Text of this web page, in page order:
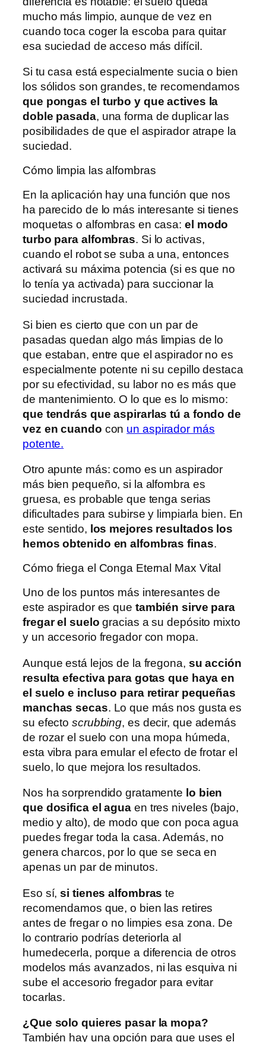
mucho más limpio, aunque de vez en
cuando toca coger la escoba para quitar
esa suciedad de acceso más difícil.
Si tu casa está especialmente sucia o bien
los sólidos son grandes, te recomendamos
que pongas el turbo y que actives la
doble pasada, una forma de duplicar las
posibilidades de que el aspirador atrape la
suciedad.
Cómo limpia las alfombras
En la aplicación hay una función que nos
ha parecido de lo más interesante si tienes
moquetas o alfombras en casa: el modo
turbo para alfombras. Si lo activas,
cuando el robot se suba a una, entonces
activará su máxima potencia (si es que no
lo tenía ya activada) para succionar la
suciedad incrustada.
Si bien es cierto que con un par de
pasadas quedan algo más limpias de lo
que estaban, entre que el aspirador no es
especialmente potente ni su cepillo destaca
por su efectividad, su labor no es más que
de mantenimiento. O lo que es lo mismo:
que tendrás que aspirarlas tú a fondo de
vez en cuando con un aspirador más
potente.
Otro apunte más: como es un aspirador
más bien pequeño, si la alfombra es
gruesa, es probable que tenga serias
dificultades para subirse y limpiarla bien. En
este sentido, los mejores resultados los
hemos obtenido en alfombras finas.
Cómo friega el Conga Eternal Max Vital
Uno de los puntos más interesantes de
este aspirador es que también sirve para
fregar el suelo gracias a su depósito mixto
y un accesorio fregador con mopa.
Aunque está lejos de la fregona, su acción
resulta efectiva para gotas que haya en
el suelo e incluso para retirar pequeñas
manchas secas. Lo que más nos gusta es
su efectoscrubbing, es decir, que además
de rozar el suelo con una mopa húmeda,
esta vibra para emular el efecto de frotar el
suelo, lo que mejora los resultados.
Nos ha sorprendido gratamente lo bien
que dosifica el agua en tres niveles (bajo,
medio y alto), de modo que con poca agua
puedes fregar toda la casa. Además, no
genera charcos, por lo que se seca en
apenas un par de minutos.
Eso sí,si tienes alfombras te
recomendamos que, o bien las retires
antes de fregar o no limpies esa zona. De
lo contrario podrías deteriorla al
humedecerla, porque a diferencia de otros
modelos más avanzados, ni las esquiva ni
sube el accesorio fregador para evitar
tocarlas.
¿Que solo quieres pasar la mopa?
También hay una opción para que uses el